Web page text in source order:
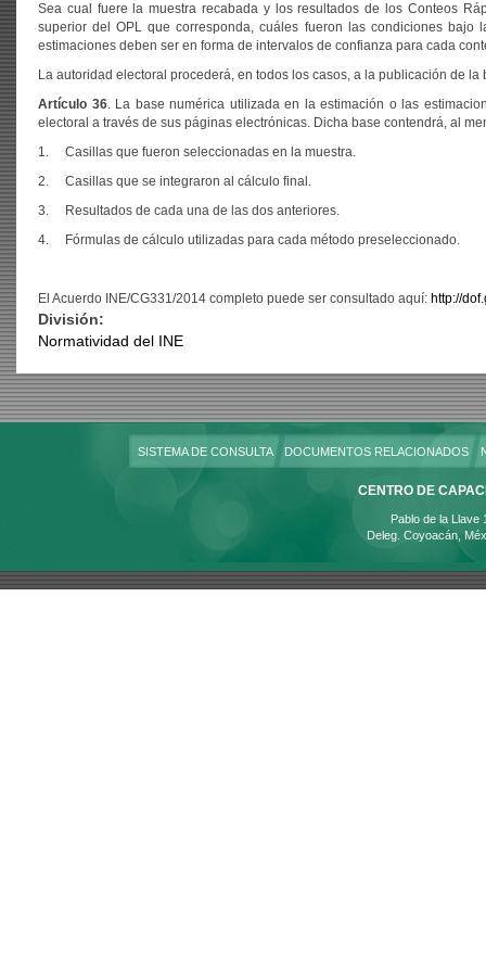
Sea cual fuere la muestra recabada y los resultados de los Conteos
superior del OPL que corresponda, cuáles fueron las condiciones
estimaciones deben ser en forma de intervalos de confianza para cada
La autoridad electoral procederá, en todos los casos, a la publicación de
Artículo 36. La base numérica utilizada en la estimación o las
electoral a través de sus páginas electrónicas. Dicha base contendrá, al
1. Casillas que fueron seleccionadas en la muestra.
2. Casillas que se integraron al cálculo final.
3. Resultados de cada una de las dos anteriores.
4. Fórmulas de cálculo utilizadas para cada método preseleccionado.
El Acuerdo INE/CG331/2014 completo puede ser consultado aquí: http://
División:
Normatividad del INE
SISTEMA DE CONSULTA DOCUMENTOS RELACIONADOS
CENTRO DE
Pablo de la Llave
Deleg. Coyoacán,